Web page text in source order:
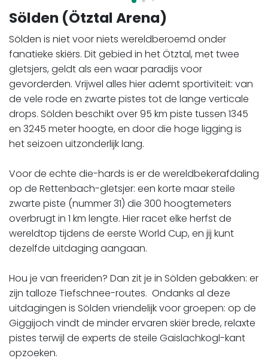
Sölden (Ötztal Arena)
Sölden is niet voor niets wereldberoemd onder
fanatieke skiërs. Dit gebied in het Ötztal, met twee
gletsjers, geldt als een waar paradijs voor
gevorderden. Vrijwel alles hier ademt sportiviteit: van
de vele rode en zwarte pistes tot de lange verticale
drops. Sölden beschikt over 95 km piste tussen 1345
en 3245 meter hoogte, en door die hoge ligging is
het seizoen uitzonderlijk lang.
​​​​​​​Voor de echte die-hards is er de wereldbekerafdaling
op de Rettenbach-gletsjer: een korte maar steile
zwarte piste (nummer 31) die 300 hoogtemeters
overbrugt in 1 km lengte. Hier racet elke herfst de
wereldtop tijdens de eerste World Cup, en jij kunt
dezelfde uitdaging aangaan.
​​​​​​​Hou je van freeriden? Dan zit je in Sölden gebakken: er
zijn talloze Tiefschnee-routes. Ondanks al deze
uitdagingen is Sölden vriendelijk voor groepen: op de
Giggijoch vindt de minder ervaren skiër brede, relaxte
pistes terwijl de experts de steile Gaislachkogl-kant
opzoeken.